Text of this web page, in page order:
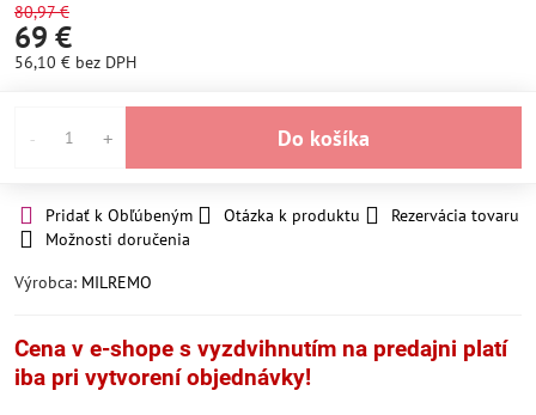
80,97 €
69 €
56,10 € bez DPH
Do košíka
Pridať k Obľúbeným Otázka k produktu
Rezervácia tovaru
Možnosti doručenia
Výrobca: MILREMO
Cena v e-shope s vyzdvihnutím na predajni platí
iba pri vytvorení objednávky!